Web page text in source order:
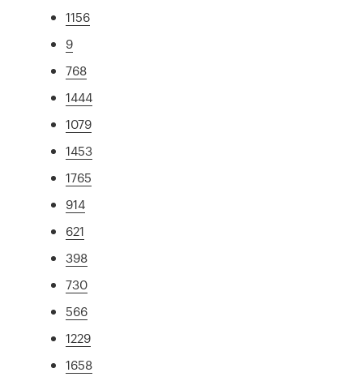
1156
9
768
1444
1079
1453
1765
914
621
398
730
566
1229
1658